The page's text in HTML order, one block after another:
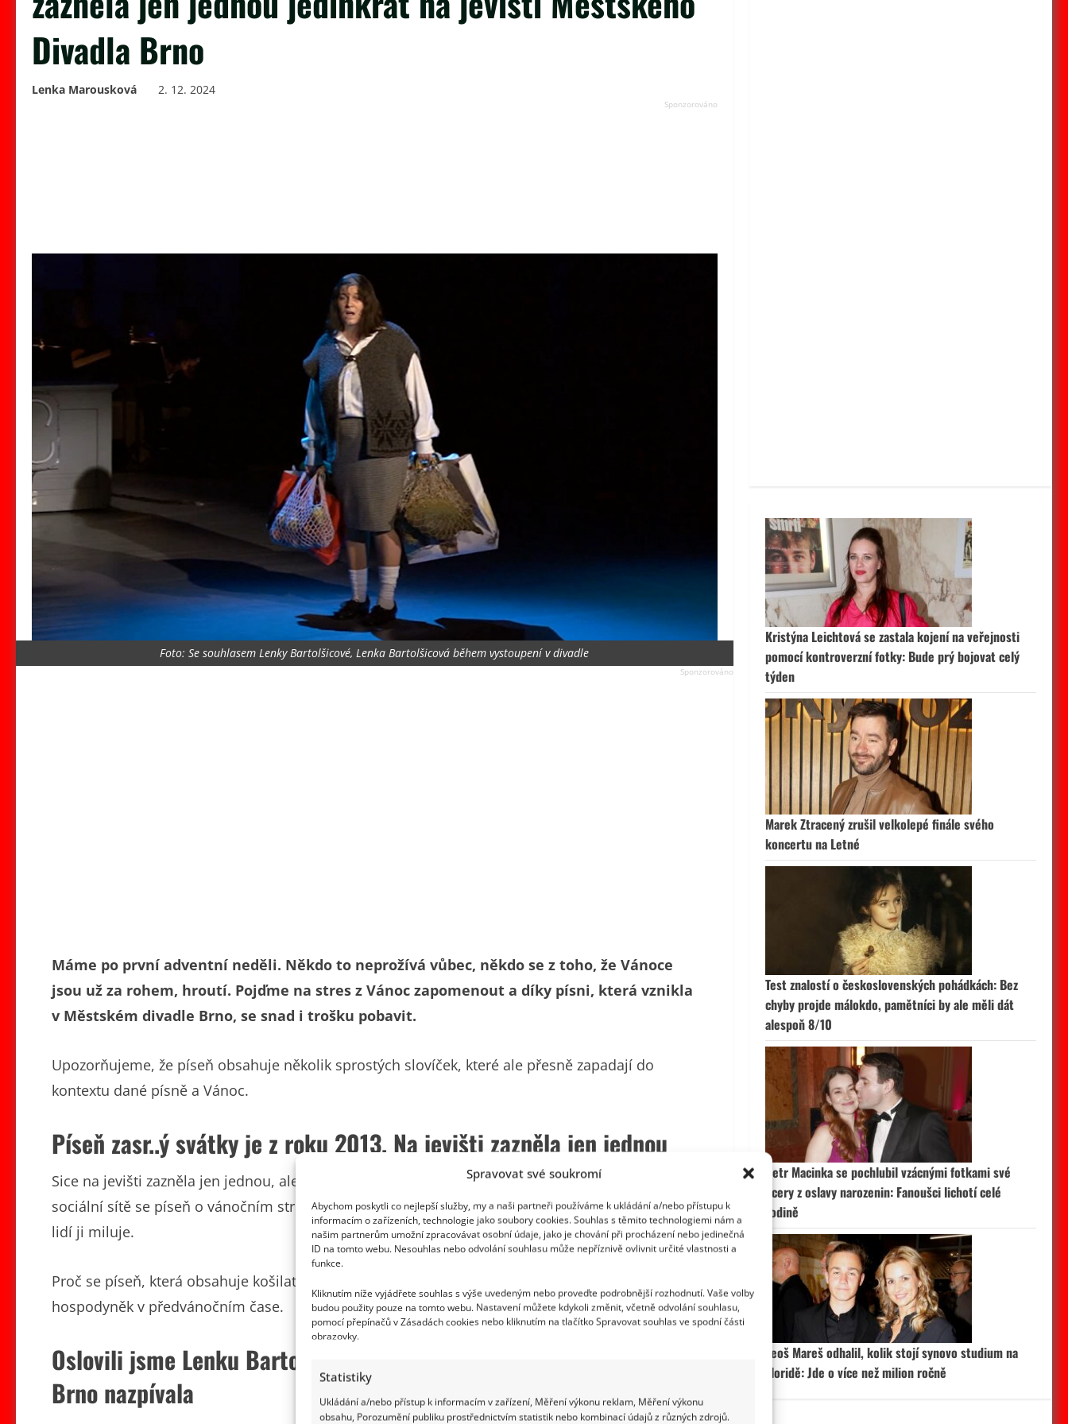
Spravovat své soukromí
Abychom poskytli co nejlepší služby, my a naši partneři používáme k ukládání a/nebo přístupu k
informacím o zařízeních, technologie jako soubory cookies. Souhlas s těmito technologiemi nám a
našim partnerům umožní zpracovávat osobní údaje, jako je chování při procházení nebo jedinečná
ID na tomto webu. Nesouhlas nebo odvolání souhlasu může nepříznivě ovlivnit určité vlastnosti a
funkce.
Kliknutím níže vyjádřete souhlas s výše uvedeným nebo proveďte podrobnější rozhodnutí. Vaše volby
budou použity pouze na tomto webu. Nastavení můžete kdykoli změnit, včetně odvolání souhlasu,
pomocí přepínačů v Zásadách cookies nebo kliknutím na tlačítko Spravovat souhlas ve spodní části
obrazovky.
Statistiky
Ukládání a/nebo přístup k informacím v zařízení, Měření výkonu reklam, Měření výkonu
obsahu, Porozumění publiku prostřednictvím statistik nebo kombinací údajů z různých zdrojů.
Divadla Brno
Lenka Marousková 2. 12. 2024
Foto: Se souhlasem Lenky Bartolšicové, Lenka Bartolšicová během vystoupení v divadle
Máme po první adventní neděli. Někdo to neprožívá vůbec, někdo se z toho, že Vánoce
jsou už za rohem, hroutí. Pojďme na stres z Vánoc zapomenout a díky písni, která vznikla
v Městském divadle Brno, se snad i trošku pobavit.
Upozorňujeme, že píseň obsahuje několik sprostých slovíček, které ale přesně zapadají do
kontextu dané písně a Vánoc.
Píseň zasr..ý svátky je z roku 2013. Na jevišti zazněla jen jednou
Sice na jevišti zazněla jen jednou, ale letošní rok zaznamenává obrovský comeback. Přes
sociální sítě se píseň o vánočním stresu, doplněná sprostými slovíčky, šíří jako lavina a většina
lidí ji miluje.
Proč se píseň, která obsahuje košilatá slovíčka tak líbí? Protože je tak trošku ze života. Ze života
hospodyněk v předvánočním čase.
Oslovili jsme Lenku Bartolšicovou, která píseň v Městském divadle
Brno nazpívala
Kristýna Leichtová se zastala kojení na veřejnosti
pomocí kontroverzní fotky: Bude prý bojovat celý
týden
Marek Ztracený zrušil velkolepé finále svého
koncertu na Letné
Test znalostí o československých pohádkách: Bez
chyby projde málokdo, pamětníci by ale měli dát
alespoň 8/10
Petr Macinka se pochlubil vzácnými fotkami své
dcery z oslavy narozenin: Fanoušci lichotí celé
rodině
Leoš Mareš odhalil, kolik stojí synovo studium na
Floridě: Jde o více než milion ročně